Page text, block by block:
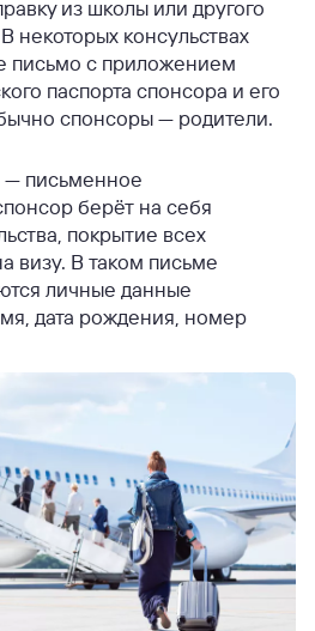
из школы или другого
некоторых консульствах
письмо с приложением
паспорта спонсора и его
спонсоры — родители.
— письменное
берёт на себя
покрытие всех
визу. В таком письме
личные данные
дата рождения, номер